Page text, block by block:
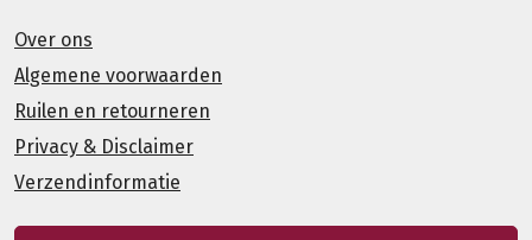
Over ons
Algemene voorwaarden
Ruilen en retourneren
Privacy & Disclaimer
Verzendinformatie